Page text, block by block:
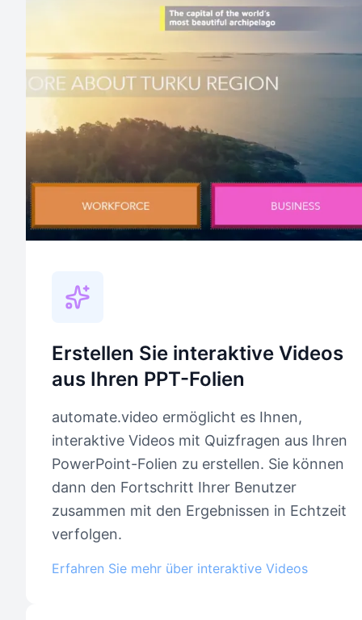
Erstellen Sie interaktive Videos
aus Ihren PPT-Folien
automate.video ermöglicht es Ihnen,
interaktive Videos mit Quizfragen aus Ihren
PowerPoint-Folien zu erstellen. Sie können
dann den Fortschritt Ihrer Benutzer
zusammen mit den Ergebnissen in Echtzeit
verfolgen.
Erfahren Sie mehr über interaktive Videos